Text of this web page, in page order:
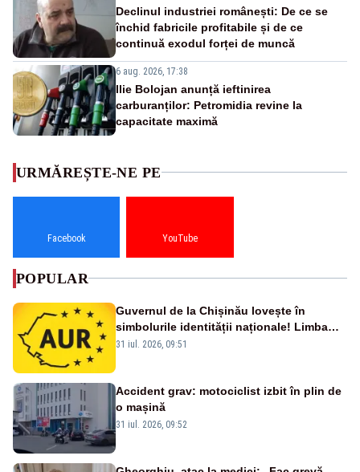
Declinul industriei românești: De ce se
închid fabricile profitabile și de ce
continuă exodul forței de muncă
6 aug. 2026, 17:38
Ilie Bolojan anunță ieftinirea
carburanților: Petromidia revine la
capacitate maximă
URMĂREȘTE-NE PE
Facebook YouTube
POPULAR
Guvernul de la Chișinău lovește în
simbolurile identității naționale! Limba
română nu se economisește! Limba
31 iul. 2026, 09:51
Accident grav: motociclist izbit în plin de
o mașină
31 iul. 2026, 09:52